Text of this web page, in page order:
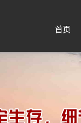
首页